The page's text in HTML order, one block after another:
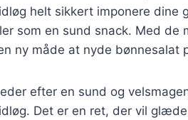
helt sikkert imponere
som en sund snack. Med de
ny måde at nyde bønnesalat
efter en sund og
Det er en ret, der vil